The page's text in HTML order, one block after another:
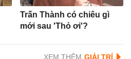
Trấn Thành có chiêu gì
mới sau 'Thỏ ơi'?
XEM THÊM